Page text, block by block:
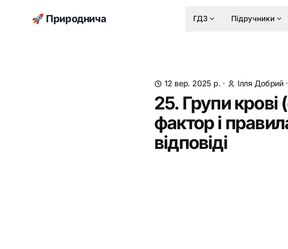
🚀 Природнича ГДЗ Підручники
12 вер. 2025 р. · Ілля Добрий·
25. Групи
фактор і
відповіді